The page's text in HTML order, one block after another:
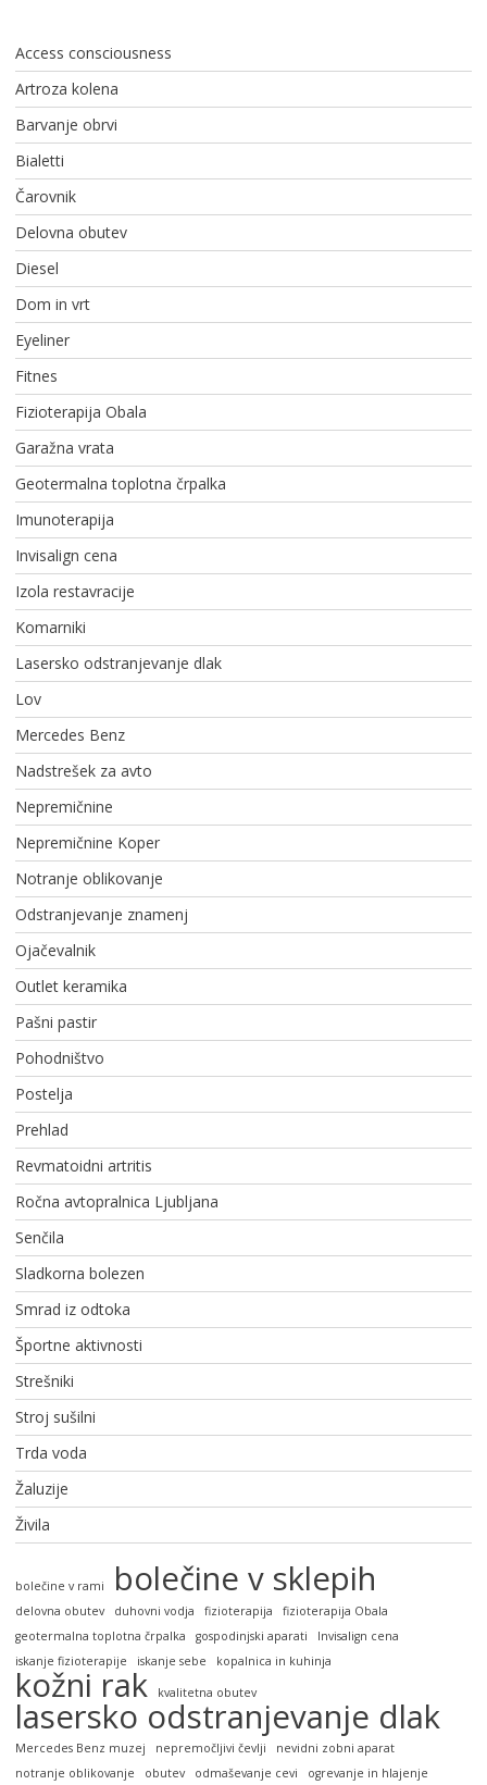
Access consciousness
Artroza kolena
Barvanje obrvi
Bialetti
Čarovnik
Delovna obutev
Diesel
Dom in vrt
Eyeliner
Fitnes
Fizioterapija Obala
Garažna vrata
Geotermalna toplotna črpalka
Imunoterapija
Invisalign cena
Izola restavracije
Komarniki
Lasersko odstranjevanje dlak
Lov
Mercedes Benz
Nadstrešek za avto
Nepremičnine
Nepremičnine Koper
Notranje oblikovanje
Odstranjevanje znamenj
Ojačevalnik
Outlet keramika
Pašni pastir
Pohodništvo
Postelja
Prehlad
Revmatoidni artritis
Ročna avtopralnica Ljubljana
Senčila
Sladkorna bolezen
Smrad iz odtoka
Športne aktivnosti
Strešniki
Stroj sušilni
Trda voda
Žaluzije
Živila
bolečine v rami bolečine v sklepih
delovna obutev duhovni vodja fizioterapija
fizioterapija Obala
geotermalna toplotna črpalka
gospodinjski aparati
Invisalign cena
iskanje fizioterapije
iskanje sebe kopalnica in kuhinja
kožni rak kvalitetna obutev
lasersko odstranjevanje dlak
Mercedes Benz muzej nepremočljivi čevlji
nevidni zobni aparat
notranje oblikovanje
obutev odmaševanje cevi ogrevanje in hlajenje